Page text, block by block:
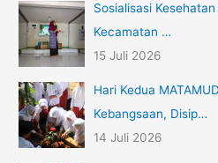
Sosialisasi
Kecamatan …
15 Juli 2026
Hari Kedua
Kebangsaan, Disip…
14 Juli 2026